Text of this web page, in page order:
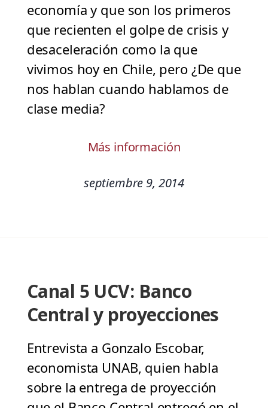
economía y que son los primeros
que recienten el golpe de crisis y
desaceleración como la que
vivimos hoy en Chile, pero ¿De que
nos hablan cuando hablamos de
clase media?
Más información
septiembre 9, 2014
Canal 5 UCV: Banco
Central y proyecciones
Entrevista a Gonzalo Escobar,
economista UNAB, quien habla
sobre la entrega de proyección